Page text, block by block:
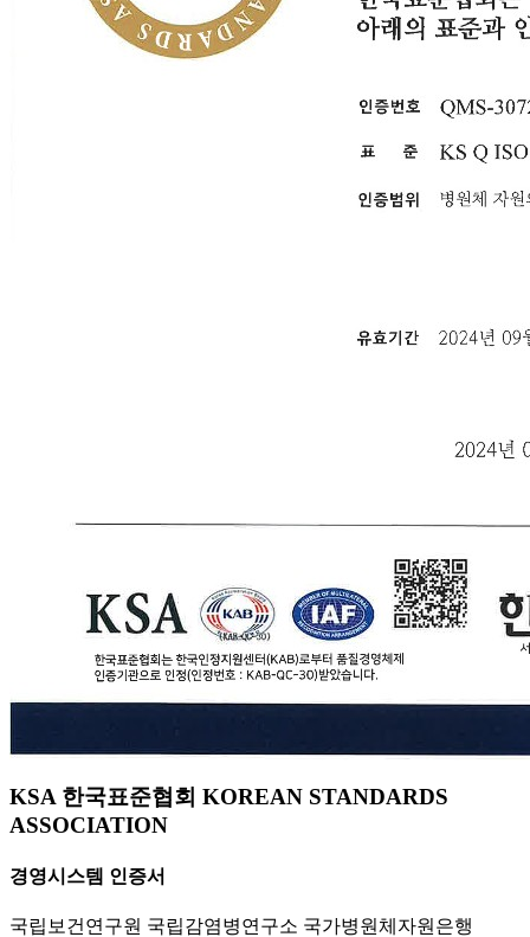
KSA 한국표준협회 KOREAN STANDARDS
ASSOCIATION
경영시스템 인증서
국립보건연구원 국립감염병연구소 국가병원체자원은행